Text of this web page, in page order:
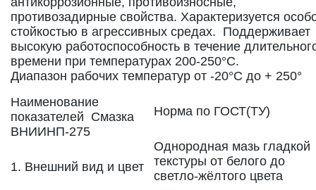
противозадирные свойства. Характеризуется
стойкостью в агрессивных средах. Поддерживает
высокую работоспособность в течение
времени при температурах 200-250°C.
Диапазон рабочих температур от -20°C до + 250°
Наименование
показателей Смазка
ВНИИНП-275
Норма по ГОСТ(ТУ)
1. Внешний вид и цвет
Однородная мазь гладкой
текстуры от белого до
светло-жёлтого цвета